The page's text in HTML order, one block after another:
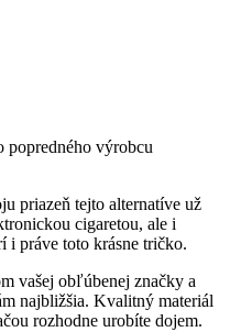
popredného výrobcu
priazeň tejto alternatíve už
cigaretou, ale i
i práve toto krásne tričko.
vašej obľúbenej značky a
najbližšia. Kvalitný materiál
rozhodne urobíte dojem.